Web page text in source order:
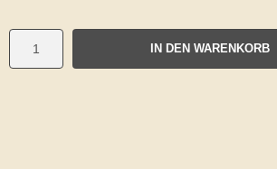
IN DEN WARENKORB